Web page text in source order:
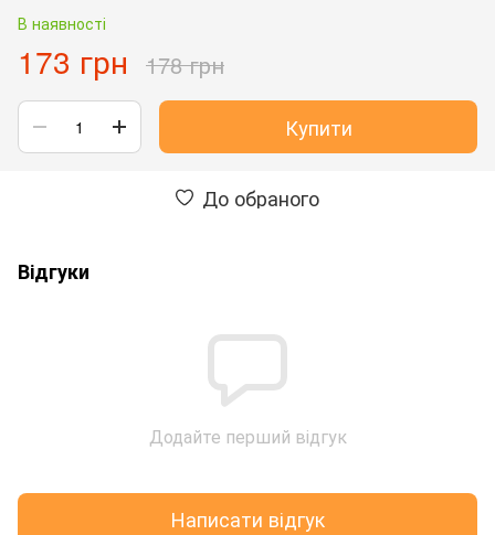
В наявності
173 грн 178 грн
Купити
До обраного
Відгуки
Додайте перший відгук
Написати відгук